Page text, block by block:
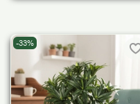
-33%